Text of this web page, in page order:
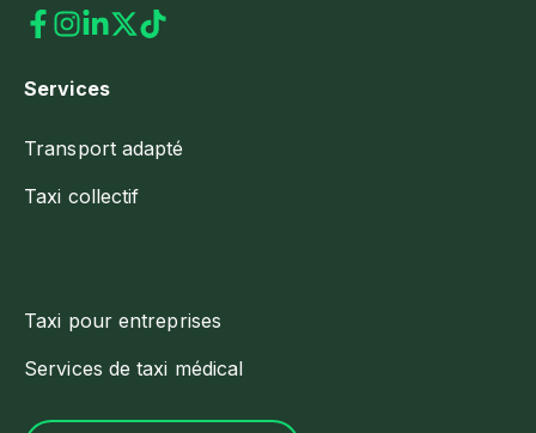
Services
Transport adapté
Taxi collectif
Taxi pour entreprises
Services de taxi médical